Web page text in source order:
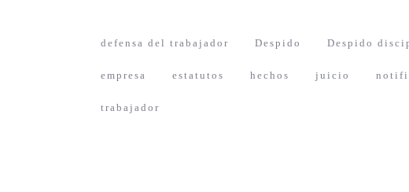
defensa del trabajador Despido Despido
empresa estatutos hechos juicio
trabajador